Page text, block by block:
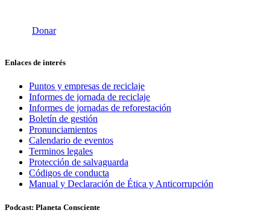
Donar
Enlaces de interés
Puntos y empresas de reciclaje
Informes de jornada de reciclaje
Informes de jornadas de reforestación
Boletín de gestión
Pronunciamientos
Calendario de eventos
Terminos legales
Protección de salvaguarda
Códigos de conducta
Manual y Declaración de Ética y Anticorrupción
Podcast: Planeta Consciente